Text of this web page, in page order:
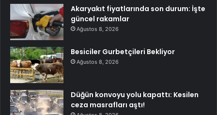
Akaryakıt fiyatlarında son durum: İşte
güncel rakamlar
Ağustos 8, 2026
Besiciler Gurbetçileri Bekliyor
Ağustos 8, 2026
Düğün konvoyu yolu kapattı: Kesilen
ceza masrafları aştı!